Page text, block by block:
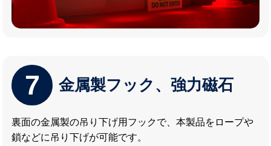
7 金属製フック、強力磁石
裏面の金属製の吊り下げ用フックで、本製品をロープや
鎖などに吊り下げが可能です。